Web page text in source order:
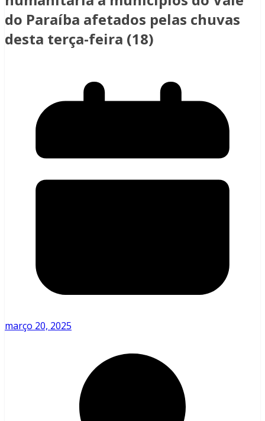
do Paraíba afetados pelas chuvas
desta terça-feira (18)
março 20, 2025